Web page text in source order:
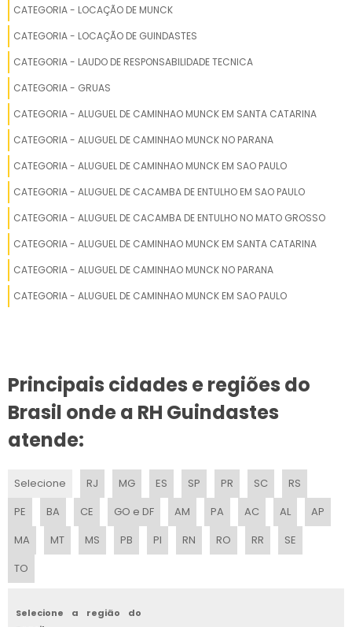
ALUGUEL GUINDASTE PREÇO
GUINDASTE LEGO
GUINDASTE RODOVIÁRIO GROVE 130 TONS
GUINDASTE GROVE GMK 5220
GUINDASTE GIRATÓRIO
GUINDASTE PALFINGER
TIPOS DE GUINDASTE
ANEMÔMETRO PARA GUINDASTE
MOITÃO GUINDASTE
GUINDASTE SANY A VENDA
CATEGORIA - LOCAÇÃO DE MUNCK
CATEGORIA - LOCAÇÃO DE GUINDASTES
CATEGORIA - LAUDO DE RESPONSABILIDADE TECNICA
CATEGORIA - GRUAS
CATEGORIA - ALUGUEL DE CAMINHAO MUNCK EM SANTA CATARINA
CATEGORIA - ALUGUEL DE CAMINHAO MUNCK NO PARANA
CATEGORIA - ALUGUEL DE CAMINHAO MUNCK EM SAO PAULO
CATEGORIA - ALUGUEL DE CACAMBA DE ENTULHO EM SAO PAULO
CATEGORIA - ALUGUEL DE CACAMBA DE ENTULHO NO MATO GROSSO
CATEGORIA - ALUGUEL DE CAMINHAO MUNCK EM SANTA CATARINA
CATEGORIA - ALUGUEL DE CAMINHAO MUNCK NO PARANA
CATEGORIA - ALUGUEL DE CAMINHAO MUNCK EM SAO PAULO
Principais cidades e regiões do
Brasil onde a RH Guindastes
atende:
Selecione RJ MG ES SP PR SC
RS
PE
BA CE GO e DF AM PA AC AL
AP
MA
MT MS PB PI RN RO RR
SE
TO
Selecione a região do